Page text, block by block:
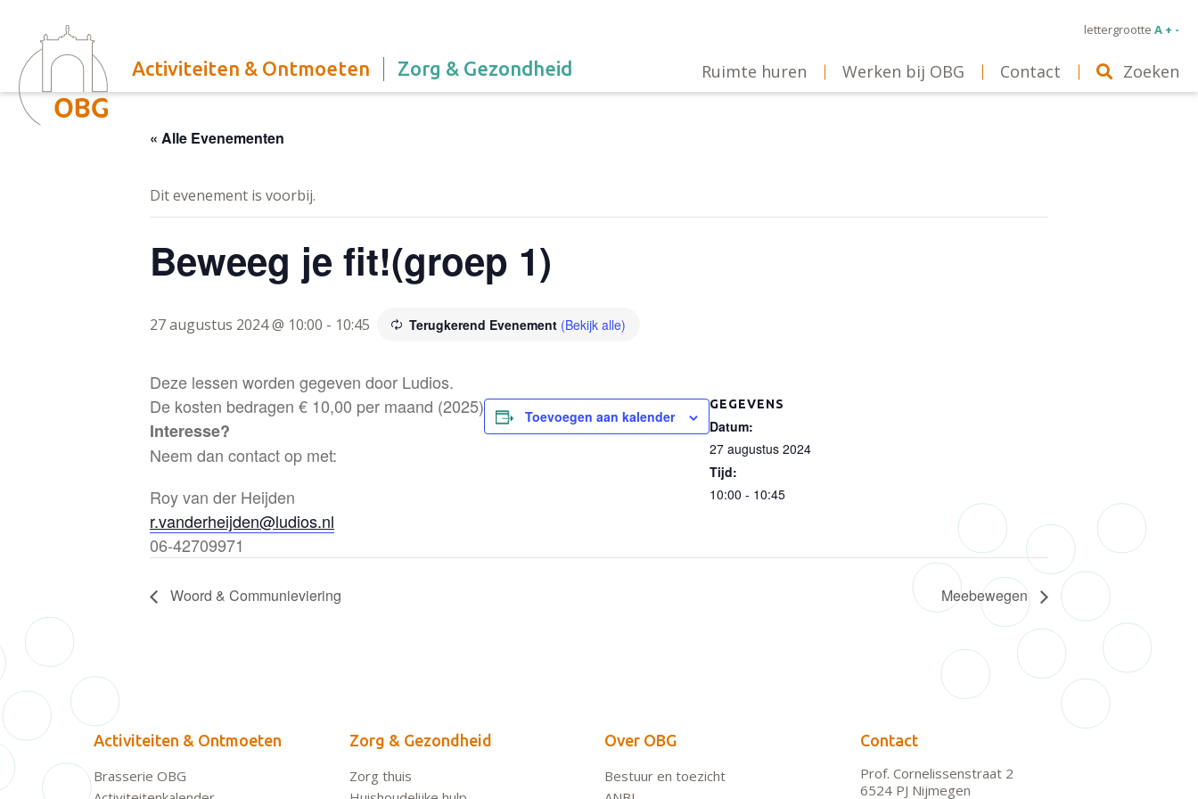
« Alle Evenementen
Dit evenement is voorbij.
Beweeg je fit!(groep 1)
27 augustus 2024 @ 10:00 - 10:45 Terugkerend Evenement (Bekijk alle)
Deze lessen worden gegeven door Ludios.
De kosten bedragen € 10,00 per maand (2025)
Interesse?
Neem dan contact op met:
Roy van der Heijden
r.vanderheijden@ludios.nl
06-42709971
Toevoegen aan kalender
GEGEVENS
Datum:
27 augustus 2024
Tijd:
10:00 - 10:45
Woord & Communieviering Meebewegen
Activiteiten & Ontmoeten
Brasserie OBG
Zorg & Gezondheid
Zorg thuis
Over OBG
Bestuur en toezicht
Contact
Prof. Cornelissenstraat 2
6524 PJ Nijmegen
lettergrootte A + -
Activiteiten & Ontmoeten Zorg & Gezondheid Ruimte huren Werken bij OBG Contact Zoeken